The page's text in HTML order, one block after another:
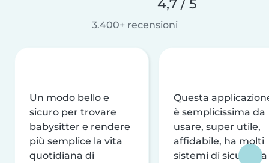
4,7 / 5
3.400+ recensioni
Un modo bello e
sicuro per trovare
babysitter e rendere
più semplice la vita
quotidiana di
Questa
è semplicissima da
usare, super utile,
affidabile, ha molti
sistemi di sicurezza